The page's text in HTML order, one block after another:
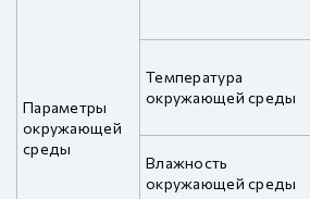
Параметры
окружающей
среды
Температура
окружающей среды
Влажность
окружающей среды